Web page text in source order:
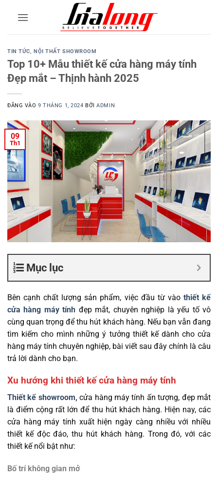
TIN TỨC,NỘI THẤT SHOWROOM
Top 10+ Mẫu thiết kế cửa hàng máy tính
Đẹp mắt – Thịnh hành 2025
ĐĂNG VÀO9 THÁNG 1, 2024 BỞIADMIN
09
Th1
Mục lục
Bên cạnh chất lượng sản phẩm, việc đầu từ vào thiết kế
cửa hàng máy tính đẹp mắt, chuyên nghiệp là yếu tố vô
cùng quan trọng để thu hút khách hàng. Nếu bạn vẫn đang
tìm kiếm cho mình những ý tưởng thiết kế dành cho cửa
hàng máy tính chuyên nghiệp, bài viết sau đây chính là câu
trả lời dành cho bạn.
Xu hướng khi thiết kế cửa hàng máy tính
Thiết kế showroom, cửa hàng máy tính ấn tượng, đẹp mắt
là điểm cộng rất lớn để thu hút khách hàng. Hiện nay, các
cửa hàng máy tính xuất hiện ngày càng nhiều với nhiều
thiết kế độc đáo, thu hút khách hàng. Trong đó, với các
thiết kế nổi bật như:
Bố trí không gian mở